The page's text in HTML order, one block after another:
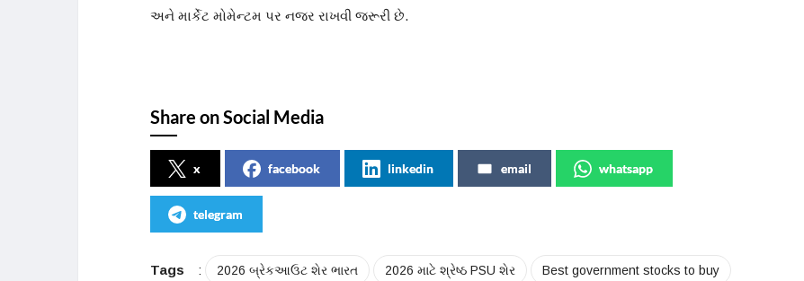
અને માર્કેટ મોમેન્ટમ પર નજર રાખવી જરૂરી છે.
Share on Social Media
x facebook linkedin email whatsapp
telegram
Tags : 2026 બ્રેકઆઉટ શેર ભારત 2026 માટે શ્રેષ્ઠ PSU શેર Best government stocks to buy